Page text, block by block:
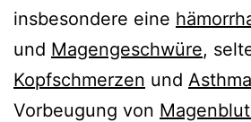
insbesondere eine
und Magengeschwüre,
Kopfschmerzen und Asthma
Vorbeugung von